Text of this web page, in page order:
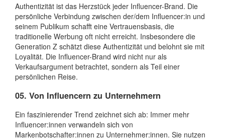
Authentizität ist das Herzstück jeder Influencer-Brand. Die
persönliche Verbindung zwischen der/dem Influencer:in und
seinem Publikum schafft eine Vertrauensbasis, die
traditionelle Werbung oft nicht erreicht. Insbesondere die
Generation Z schätzt diese Authentizität und belohnt sie mit
Loyalität. Die Influencer-Brand wird nicht nur als
Verkaufsargument betrachtet, sondern als Teil einer
persönlichen Reise.
05. Von Influencern zu Unternehmern
Ein faszinierender Trend zeichnet sich ab: Immer mehr
Influencer:innen verwandeln sich von
Markenbotschafter:innen zu Unternehmer:innen. Sie nutzen